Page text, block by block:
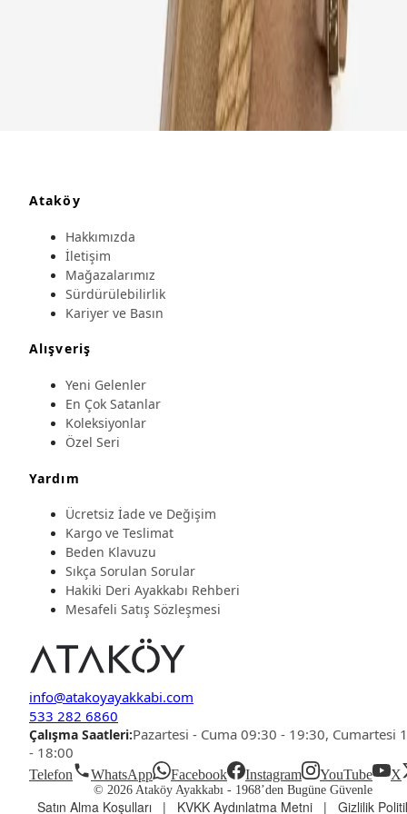
Ataköy
Hakkımızda
İletişim
Mağazalarımız
Sürdürülebilirlik
Kariyer ve Basın
Alışveriş
Yeni Gelenler
En Çok Satanlar
Koleksiyonlar
Özel Seri
Yardım
Ücretsiz İade ve Değişim
Kargo ve Teslimat
Beden Klavuzu
Sıkça Sorulan Sorular
Hakiki Deri Ayakkabı Rehberi
Mesafeli Satış Sözleşmesi
info@atakoyayakkabi.com
533 282 6860
Çalışma Saatleri:Pazartesi - Cuma 09:30 - 19:30, Cumartesi
- 18:00
Telefon WhatsApp Facebook Instagram YouTube X
© 2026 Ataköy Ayakkabı - 1968’den Bugüne Güvenle
Satın Alma Koşulları | KVKK Aydınlatma Metni | Gizlilik